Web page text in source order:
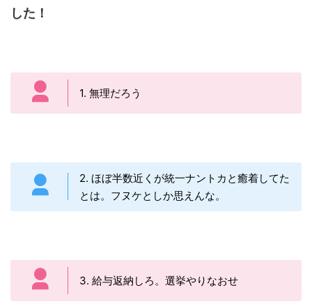
した！
1. 無理だろう
2. ほぼ半数近くが統一ナントカと癒着してた
とは。フヌケとしか思えんな。
3. 給与返納しろ。選挙やりなおせ